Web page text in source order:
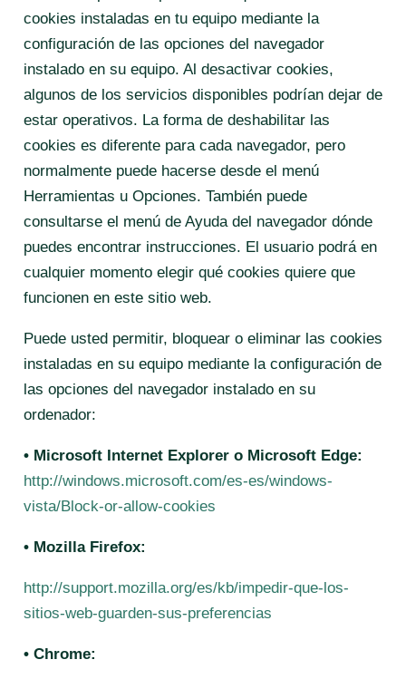
cookies instaladas en tu equipo mediante la
configuración de las opciones del navegador
instalado en su equipo. Al desactivar cookies,
algunos de los servicios disponibles podrían dejar de
estar operativos. La forma de deshabilitar las
cookies es diferente para cada navegador, pero
normalmente puede hacerse desde el menú
Herramientas u Opciones. También puede
consultarse el menú de Ayuda del navegador dónde
puedes encontrar instrucciones. El usuario podrá en
cualquier momento elegir qué cookies quiere que
funcionen en este sitio web.
Puede usted permitir, bloquear o eliminar las cookies
instaladas en su equipo mediante la configuración de
las opciones del navegador instalado en su
ordenador:
• Microsoft Internet Explorer o Microsoft Edge:
http://windows.microsoft.com/es-es/windows-
vista/Block-or-allow-cookies
• Mozilla Firefox:
http://support.mozilla.org/es/kb/impedir-que-los-
sitios-web-guarden-sus-preferencias
• Chrome: